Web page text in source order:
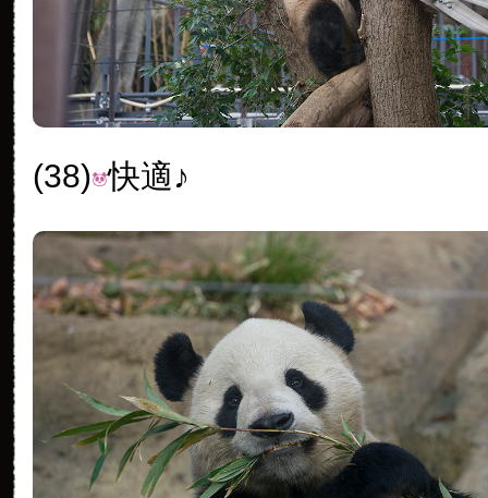
(38) 快適♪